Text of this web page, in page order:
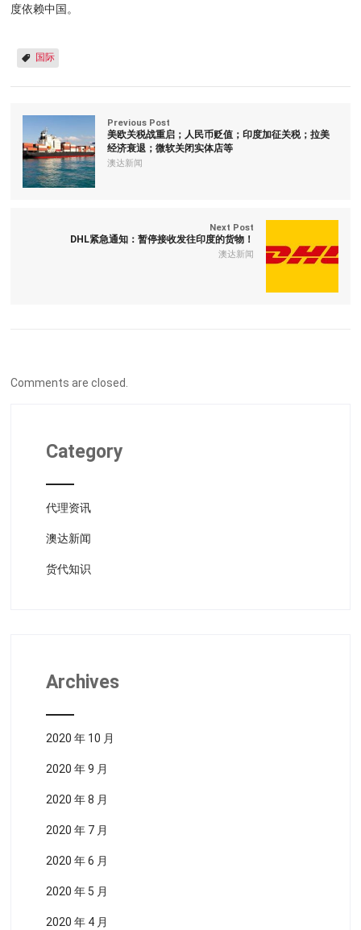
度依赖中国。
国际
Previous Post
美欧关税战重启；人民币贬值；印度加征关税；拉美
经济衰退；微软关闭实体店等
澳达新闻
Next Post
DHL紧急通知：暂停接收发往印度的货物！
澳达新闻
Comments are closed.
Category
代理资讯
澳达新闻
货代知识
Archives
2020 年 10 月
2020 年 9 月
2020 年 8 月
2020 年 7 月
2020 年 6 月
2020 年 5 月
2020 年 4 月